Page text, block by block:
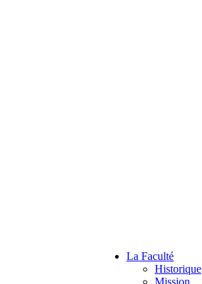
La Faculté
Historique
Mission